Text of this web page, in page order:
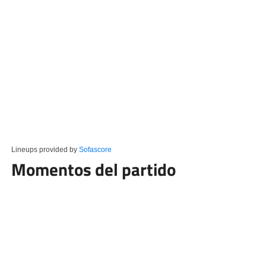
Lineups provided by Sofascore
Momentos del partido